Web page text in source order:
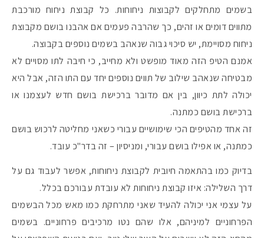
בשמים מתחלקים לקבוצות ניחוחות. כל קבוצת ניחוח מורכבת
מתווים דומים או זהים, כך שהרבה פעמים אם אהבנו בושם מקבוצת
ניחוח מסויימת, יש סיכוי גבוה שנאהב בשמים נוספים בקבוצה.
אמנם הטיפ הזה מאוד מופשט ולא מחייב, כי חיבה לתו מסויים לא
מבטיחה שנאהב שילוב של תווים נוספים יחד עם התו הזה, אבל היא
יכולה לתת כיוון, בין אם מדובר ברכישת בושם חדש לעצמנו או
ברכישת בושם כמתנה.
זה אחד מהטיפים הכי שימושיים עבורי כשאני מחליטה לרכוש בושם
כמתנה, או אפילו בושם עבורי, ומניסיון – זה בדר"כ עובד.
בדיוק כמו בהתאמה חיובית לקבוצת ניחוחות, אפשר לעבוד גם על
דרך השלילה: איזו קבוצת ניחוחות לא עובדת עבורכם בכלל.
על עצמי אני יכולה להעיד שאני מתרחקת כמו מאש מכל הבשמים
הפרחוניים למיניהם, אלו שהם נטו מרכיבים פרחוניים. בשמים